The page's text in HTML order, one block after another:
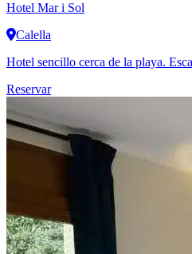
Hotel Mar i Sol
Calella
Hotel sencillo cerca de la playa.
Reservar